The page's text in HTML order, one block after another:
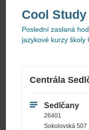
Cool Study
Poslední zaslaná
jazykové kurzy školy
Centrála
Sedlčany
26401
Sokolovská 507